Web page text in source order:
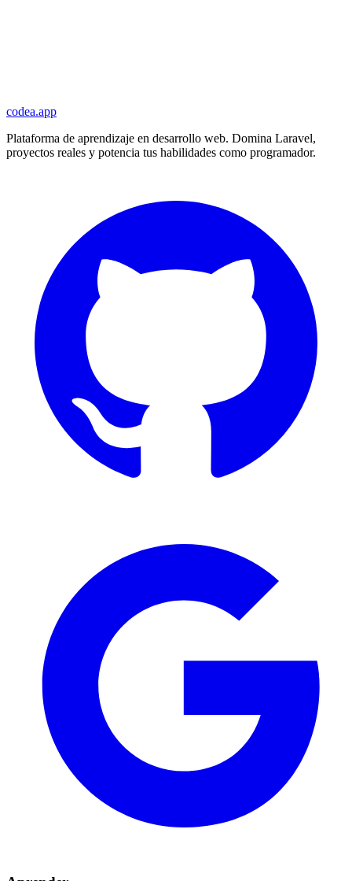
codea.app
Plataforma de aprendizaje en desarrollo web. Domina Laravel,
proyectos reales y potencia tus habilidades como programador.